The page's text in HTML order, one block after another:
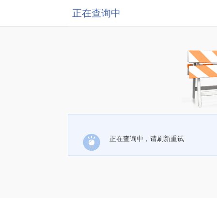
正在查询中
正在查询中，请刷新重试